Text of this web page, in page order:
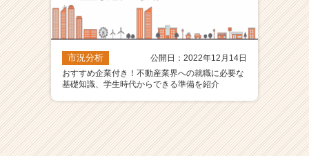
市況分析
公開日：2022年12月14日
おすすめ企業付き！不動産業界への就職に必要な
基礎知識、学生時代からできる準備を紹介